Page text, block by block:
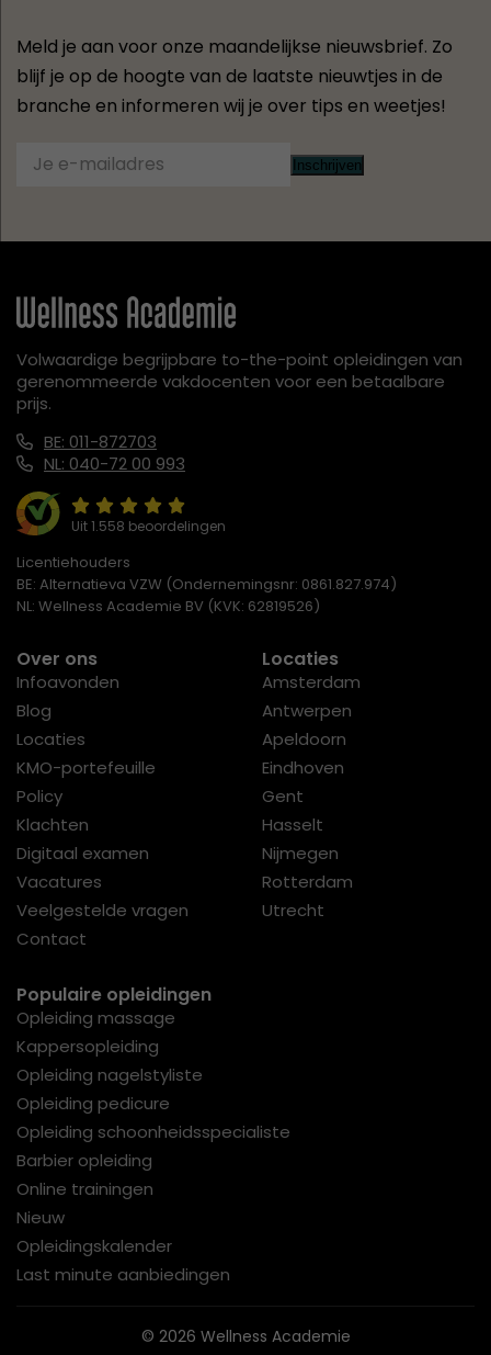
Meld je aan voor onze maandelijkse nieuwsbrief. Zo
blijf je op de hoogte van de laatste nieuwtjes in de
branche en informeren wij je over tips en weetjes!
Inschrijven
Volwaardige begrijpbare to-the-point opleidingen van
gerenommeerde vakdocenten voor een betaalbare
prijs.
BE: 011-872703
NL: 040-72 00 993
Uit 1.558 beoordelingen
Licentiehouders
BE: Alternatieva VZW (Ondernemingsnr: 0861.827.974)
NL: Wellness Academie BV (KVK: 62819526)
Over ons
Infoavonden
Blog
Locaties
KMO-portefeuille
Policy
Klachten
Digitaal examen
Vacatures
Veelgestelde vragen
Contact
Locaties
Amsterdam
Antwerpen
Apeldoorn
Eindhoven
Gent
Hasselt
Nijmegen
Rotterdam
Utrecht
Populaire opleidingen
Opleiding massage
Kappersopleiding
Opleiding nagelstyliste
Opleiding pedicure
Opleiding schoonheidsspecialiste
Barbier opleiding
Online trainingen
Nieuw
Opleidingskalender
Last minute aanbiedingen
© 2026 Wellness Academie